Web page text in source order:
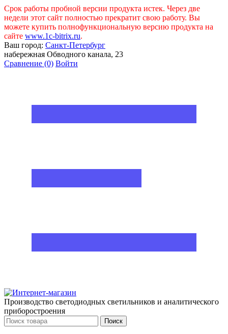
Срок работы пробной версии продукта истек. Через две
недели этот сайт полностью прекратит свою работу. Вы
можете купить полнофункциональную версию продукта на
сайте www.1c-bitrix.ru.
Ваш город: Санкт-Петербург
набережная Обводного канала, 23
Сравнение (0) Войти
Производство светодиодных светильников и аналитического
приборостроения
Поиск